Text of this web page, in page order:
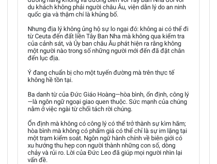
du khách không phải người châu Âu, viện dẫn lý do an ninh
quốc gia và thậm chí là khủng bố.
Nhưng địa lý không ủng hộ sự lo ngại đó: không ai có thể đi
từ Ceuta đến đất liền Tây Ban Nha mà không qua kiểm tra
của cảnh sát, và Ủy ban châu Âu phát hiện ra rằng không
một người nào trong số những người mới đến đã đặt chân
đến lục địa.
Ý đang chuẩn bị cho một tuyến đường mà trên thực tế
không hề tồn tại.
Ba danh từ của Đức Giáo Hoàng—hòa bình, ổn định, công lý
—là ngôn ngữ ngoại giao quen thuộc. Sức mạnh của chúng
nằm ở việc ngài từ chối tách rời chúng.
Ổn định mà không có công lý có thể trở thành sự kìm hãm;
hòa bình mà không có phẩm giá có thể chỉ là sự im lặng tại
một trạm kiểm soát. Ngôn ngữ hành chính về biên giới có
xu hướng thu hẹp con người thành những con số, dòng
chảy và rủi ro. Lời của Đức Leo đã giúp mọi người nhìn lại
vấn đề.